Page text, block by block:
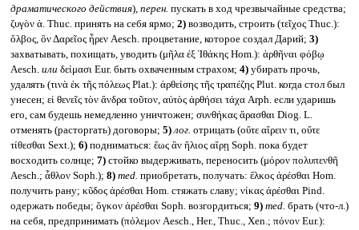
драматического действия), перен. пускать в ход чрезвычайные средства;
ζυγὸν ἀ. Thuc. принять на себя ярмо; 2)возводить, строить (τεῖχος Thuc.):
ὄλβος, ὃν Δαρεῖος ἦρεν Aesch. процветание, которое создал Дарий; 3)
захватывать, похищать, уводить (μῆλα ἐξ Ἰθάκης Hom.): ἀρθῆναι φόβῳ
Aesch. или δείμασι Eur. быть охваченным страхом; 4)убирать прочь,
удалять (τινὰ ἐκ τῆς πόλεως Plat.): ἀρθείσης τῆς τραπέζης Plut. когда стол был
унесен; εἰ θενεῖς τὸν ἄνδρα τοῦτον, αὐτὸς ἀρθήσει τάχα Arph. если ударишь
его, сам будешь немедленно уничтожен; συνθήκας ἄρασθαι Diog. L.
отменять (расторгать) договоры; 5) лог. отрицать (οὔτε αἴρειν τι, οὔτε
τίθεσθαι Sext.); 6)подниматься: ἕως ἂν ἥλιος αἴρῃ Soph. пока будет
восходить солнце; 7)стойко выдерживать, переносить (μόρον πολυπενθῆ
Aesch.; ἆθλον Soph.); 8) med. приобретать, получать: ἕλκος ἀρέσθαι Hom.
получить рану; κῦδος ἀρέσθαι Hom. стяжать славу; νίκας ἀρέσθαι Pind.
одержать победы; ὄγκον ἀρέσθαι Soph. возгордиться; 9) med. брать (что-л.)
на себя, предпринимать (πόλεμον Aesch., Her., Thuc., Xen.; πόνον Eur.):